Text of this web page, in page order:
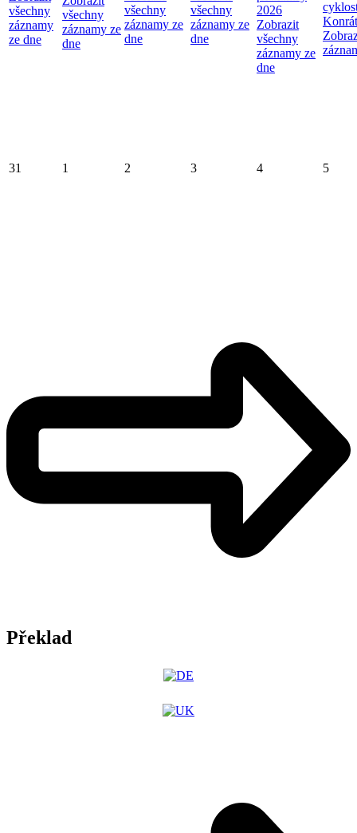
všechny
záznamy
ze dne
všechny
záznamy ze
dne
všechny
záznamy ze
dne
všechny
záznamy ze
dne
2026
Zobrazit
všechny
záznamy ze
dne
31 1 2 3 4 5
Překlad